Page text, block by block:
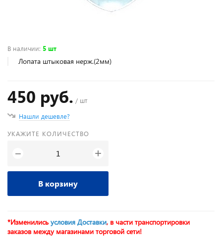
В наличии: 5 шт
Лопата штыковая нерж.(2мм)
450 руб. / шт
Нашли дешевле?
УКАЖИТЕ КОЛИЧЕСТВО
− +
В корзину
*Изменились условия Доставки, в части транспортировки
заказов между магазинами торговой сети!